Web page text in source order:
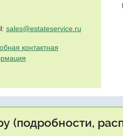
sales@estateservice.ru
контактная
(подробности,